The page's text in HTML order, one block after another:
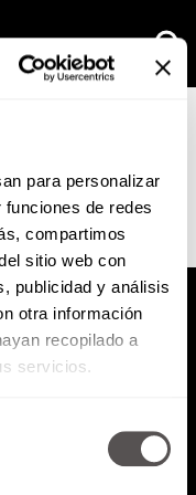
para personalizar
de redes
compartimos
sitio web con
publicidad y análisis
otra información
recopilado a
servicios.
2026